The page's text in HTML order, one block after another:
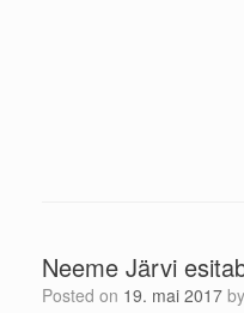
Neeme Järvi
Posted on 19. mai 2017 by